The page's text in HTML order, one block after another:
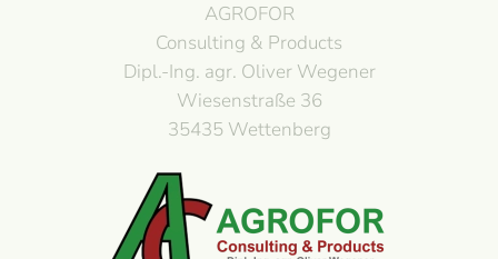
AGROFOR
Consulting & Products
Dipl.-Ing. agr. Oliver Wegener
Wiesenstraße 36
35435 Wettenberg